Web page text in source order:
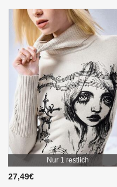
Nur 1 restlich
27,49€